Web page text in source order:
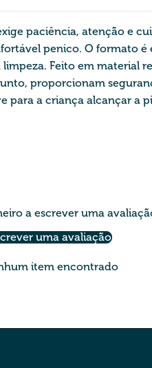
paciência, atenção e
penico. O formato
Feito em material
proporcionam
para a criança alcançar a
a escrever uma
uma avaliação
item encontrado